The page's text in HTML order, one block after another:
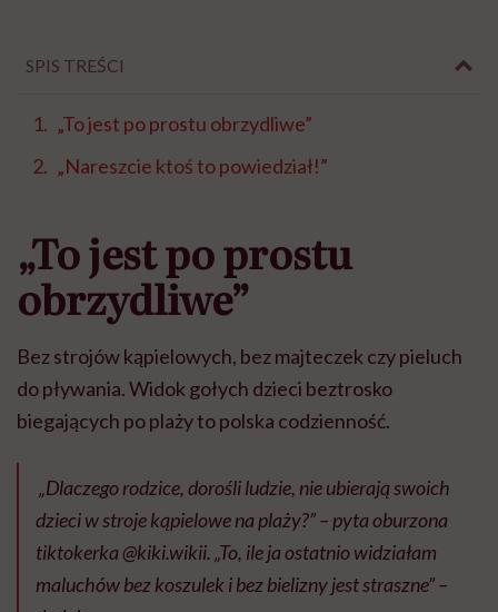
SPIS TREŚCI
„To jest po prostu obrzydliwe”
„Nareszcie ktoś to powiedział!”
„To jest po prostu
obrzydliwe”
Bez strojów kąpielowych, bez majteczek czy pieluch
do pływania. Widok gołych dzieci beztrosko
biegających po plaży to polska codzienność.
„Dlaczego rodzice, dorośli ludzie, nie ubierają swoich
dzieci w stroje kąpielowe na plaży?” – pyta oburzona
tiktokerka @kiki.wikii.„To, ile ja ostatnio widziałam
maluchów bez koszulek i bez bielizny jest straszne”–